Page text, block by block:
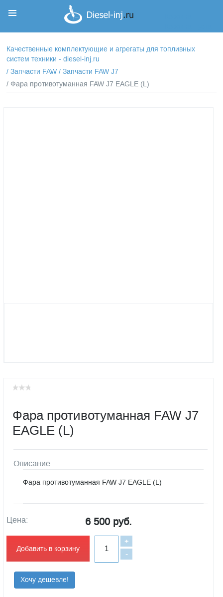
Качественные комплектующие и агрегаты для топливных
систем техники - diesel-inj.ru
/Запчасти FAW /Запчасти FAW J7
/ Фара противотуманная FAW J7 EAGLE (L)
Фара противотуманная FAW J7
EAGLE (L)
Описание
Фара противотуманная FAW J7 EAGLE (L)
Цена: 6 500 руб.
Добавить в корзину
-
+
Хочу дешевле!